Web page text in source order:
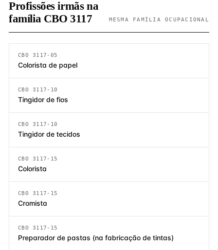
Profissões irmãs na
família CBO 3117
MESMA FAMÍLIA OCUPACIONAL
CBO 3117-05
Colorista de papel
CBO 3117-10
Tingidor de fios
CBO 3117-10
Tingidor de tecidos
CBO 3117-15
Colorista
CBO 3117-15
Cromista
CBO 3117-15
Preparador de pastas (na fabricação de tintas)